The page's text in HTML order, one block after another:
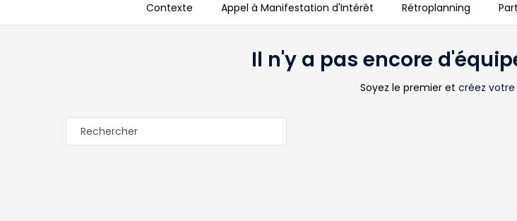
Sobriété des Entreprises
Contexte Appel à Manifestation d'Intérêt Rétroplanning
Il n'y a pas encore
Soyez le premier et créez